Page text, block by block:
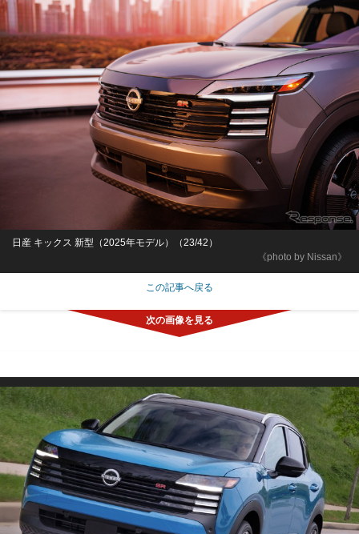
《photo by Nissan》
日産 キックス 新型（2025年モデル）（23/42）
この記事へ戻る